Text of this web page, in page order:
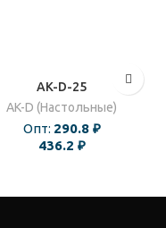
AK-D-25
AK-D (Настольные)
436.2 ₽
Опт: 290.8 ₽